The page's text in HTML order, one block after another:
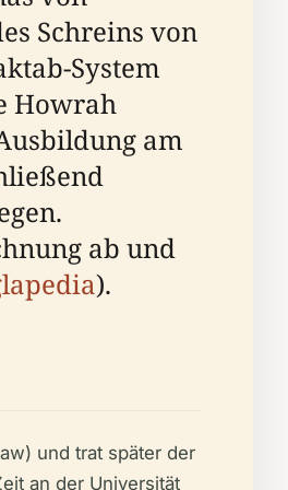
Schreins von
System
Howrah
am
ab und
).
und trat später der
an der Universität